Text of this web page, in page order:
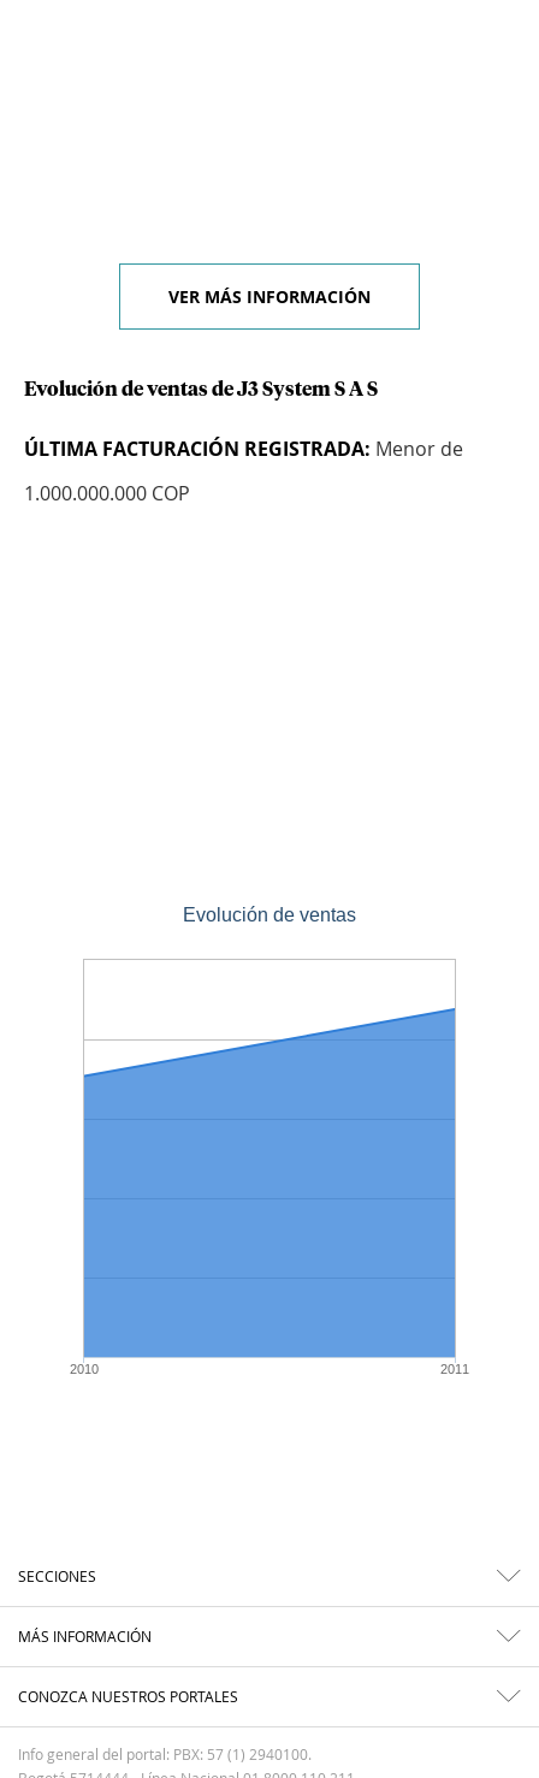
VER MÁS INFORMACIÓN
Evolución de ventas de J3 System S A S
ÚLTIMA FACTURACIÓN REGISTRADA: Menor de
1.000.000.000 COP
Evolución de ventas
2010 2011
SECCIONES
MÁS INFORMACIÓN
CONOZCA NUESTROS PORTALES
Info general del portal: PBX: 57 (1) 2940100.